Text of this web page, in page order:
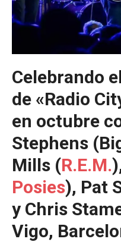
Celebrando
de «Radio
en octubre
Stephens
Mills (R.E.M.
Posies), Pat
y Chris
Vigo,